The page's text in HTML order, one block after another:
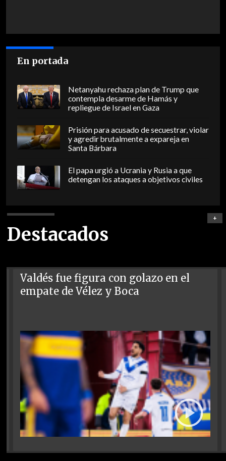
En portada
Netanyahu rechaza plan de Trump que
contempla desarme de Hamás y
repliegue de Israel en Gaza
Prisión para acusado de secuestrar, violar
y agredir brutalmente a expareja en
Santa Bárbara
El papa urgió a Ucrania y Rusia a que
detengan los ataques a objetivos civiles
Destacados
+
Valdés fue figura con golazo en el
empate de Vélez y Boca